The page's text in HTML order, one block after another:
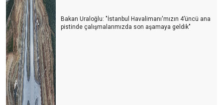
Bakan Uraloğlu: "İstanbul Havalimanı'mızın 4’üncü ana
pistinde çalışmalarımızda son aşamaya geldik"